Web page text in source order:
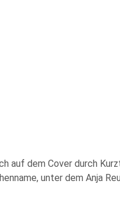
auf dem Cover durch
unter dem Anja